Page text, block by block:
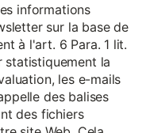
informations
sur la base de
à l'art. 6 Para. 1 lit.
statistiquement la
les e-mails
des balises
des fichiers